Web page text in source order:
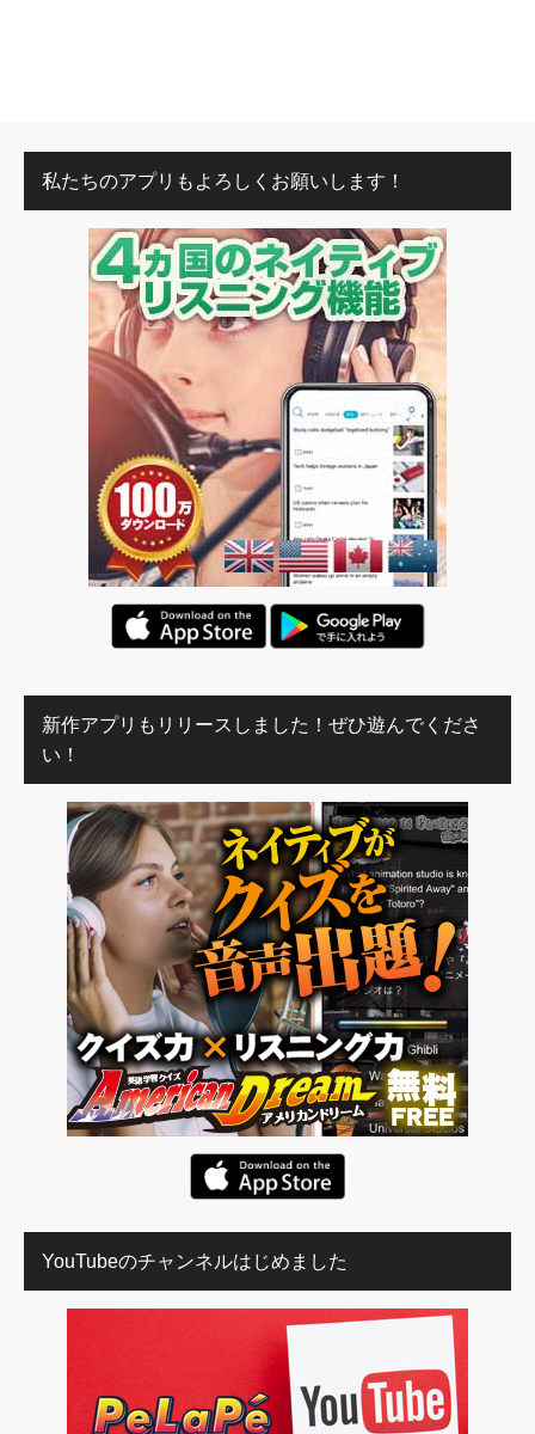
私たちのアプリもよろしくお願いします！
新作アプリもリリースしました！ぜひ遊んでくださ
い！
YouTubeのチャンネルはじめました